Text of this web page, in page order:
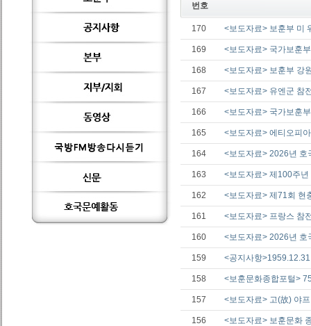
번호
170 <보도자료> 보훈부 미
169 <보도자료> 국가보훈
168 <보도자료> 보훈부 강
167 <보도자료> 유엔군 참
166 <보도자료> 국가보훈
165 <보도자료> 에티오피
164 <보도자료> 2026년
163 <보도자료> 제100주
162 <보도자료> 제71회 현
161 <보도자료> 프랑스 참
160 <보도자료> 2026년
159 <공지사항
158 <보훈문화종합포털>
157 <보도자료> 고(故) 야
156 <보도자료> 보훈문화